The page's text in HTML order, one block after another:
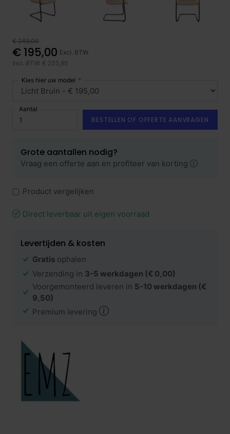
€ 249,00
€ 195,00 Excl. BTW
Incl. BTW: € 235,95
Kies hier uw model
Aantal
BESTELLEN OF OFFERTE AANVRAGEN
Grote aantallen nodig?
Vraag een offerte aan en profiteer van korting
Product vergelijken
Direct leverbaar uit eigen voorraad
Levertijden & kosten
Gratis ophalen
Verzending in 3-5 werkdagen (€ 0,00)
Voorgemonteerd leveren in 5-10 werkdagen (€
9,50)
Premium levering